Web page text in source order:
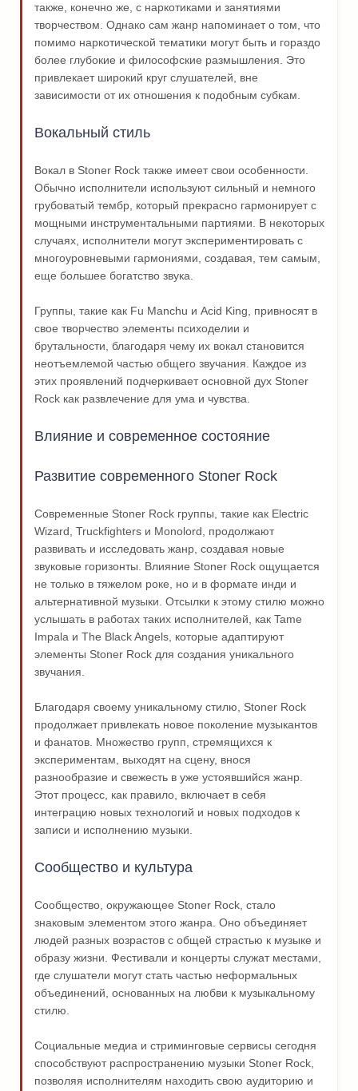
также, конечно же, с наркотиками и занятиями
творчеством. Однако сам жанр напоминает о том, что
помимо наркотической тематики могут быть и гораздо
более глубокие и философские размышления. Это
привлекает широкий круг слушателей, вне
зависимости от их отношения к подобным субкам.
Вокальный стиль
Вокал в Stoner Rock также имеет свои особенности.
Обычно исполнители используют сильный и немного
грубоватый тембр, который прекрасно гармонирует с
мощными инструментальными партиями. В некоторых
случаях, исполнители могут экспериментировать с
многоуровневыми гармониями, создавая, тем самым,
еще большее богатство звука.
Группы, такие как Fu Manchu и Acid King, привносят в
свое творчество элементы психоделии и
брутальности, благодаря чему их вокал становится
неотъемлемой частью общего звучания. Каждое из
этих проявлений подчеркивает основной дух Stoner
Rock как развлечение для ума и чувства.
Влияние и современное состояние
Развитие современного Stoner Rock
Современные Stoner Rock группы, такие как Electric
Wizard, Truckfighters и Monolord, продолжают
развивать и исследовать жанр, создавая новые
звуковые горизонты. Влияние Stoner Rock ощущается
не только в тяжелом роке, но и в формате инди и
альтернативной музыки. Отсылки к этому стилю можно
услышать в работах таких исполнителей, как Tame
Impala и The Black Angels, которые адаптируют
элементы Stoner Rock для создания уникального
звучания.
Благодаря своему уникальному стилю, Stoner Rock
продолжает привлекать новое поколение музыкантов
и фанатов. Множество групп, стремящихся к
экспериментам, выходят на сцену, внося
разнообразие и свежесть в уже устоявшийся жанр.
Этот процесс, как правило, включает в себя
интеграцию новых технологий и новых подходов к
записи и исполнению музыки.
Сообщество и культура
Сообщество, окружающее Stoner Rock, стало
знаковым элементом этого жанра. Оно объединяет
людей разных возрастов с общей страстью к музыке и
образу жизни. Фестивали и концерты служат местами,
где слушатели могут стать частью неформальных
объединений, основанных на любви к музыкальному
стилю.
Социальные медиа и стриминговые сервисы сегодня
способствуют распространению музыки Stoner Rock,
позволяя исполнителям находить свою аудиторию и